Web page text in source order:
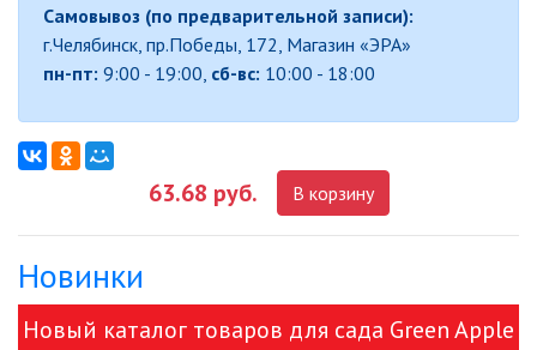
БАКТЕРИЦИДНЫЕ ЛАМПЫ
ДАТЧИКИ ДВИЖЕНИЯ И
ДЕКОРАТИВНАЯ ПОДСВЕТКА
ДЕКОРАТИВНЫЕ СВЕТИЛЬНИКИ
ИЗОЛЯЦИОННАЯ ЛЕНТА
Самовывоз (по предварительной записи):
г.Челябинск, пр.Победы, 172, Магазин «ЭРА»
пн-пт: 9:00 - 19:00, сб-вс: 10:00 - 18:00
63.68 руб. В корзину
Новинки
Новый каталог товаров для сада Green Apple